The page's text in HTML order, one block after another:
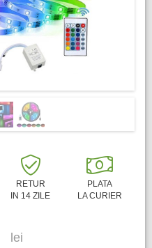
RETUR
IN 14 ZILE
PLATA
LA CURIER
lei